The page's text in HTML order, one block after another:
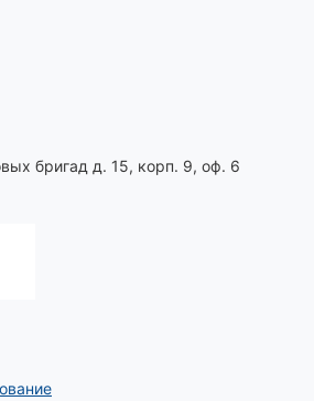
бригад д. 15, корп. 9, оф. 6